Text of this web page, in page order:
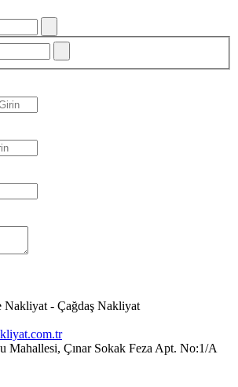
Mahallesi, Çınar Sokak Feza Apt. No:1/A